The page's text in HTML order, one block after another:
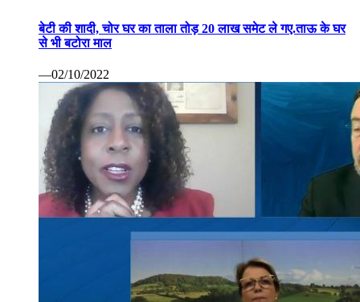
बेटी की शादी, चोर घर का ताला तोड़ 20 लाख समेट ले गए.ताऊ के घर
से भी बटोरा माल
—02/10/2022